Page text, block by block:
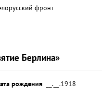
фронт
Берлина»
рождения
__.__.1918